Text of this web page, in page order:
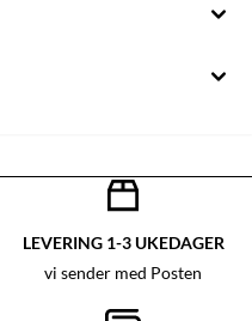
LEVERING 1-3 UKEDAGER
vi sender med Posten